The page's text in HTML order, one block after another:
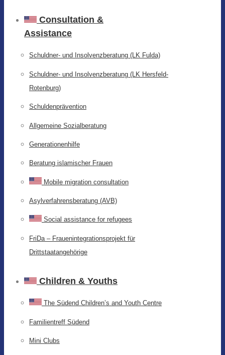
Consultation &
Assistance
Schuldner- und Insolvenzberatung (LK Fulda)
Schuldner- und Insolvenzberatung (LK Hersfeld-
Rotenburg)
Schuldenprävention
Allgemeine Sozialberatung
Generationenhilfe
Beratung islamischer Frauen
Mobile migration consultation
Asylverfahrensberatung (AVB)
Social assistance for refugees
FriDa – Frauenintegrationsprojekt für
Drittstaatangehörige
Children & Youths
The Südend Children’s and Youth Centre
Familientreff Südend
Mini Clubs